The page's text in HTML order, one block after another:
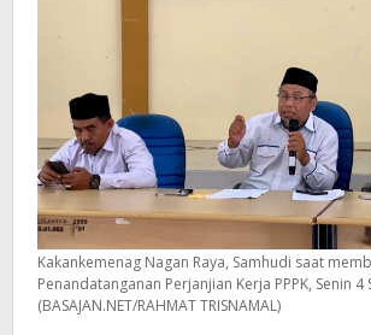
Kakankemenag Nagan Raya, Samhudi saat
Penandatanganan Perjanjian Kerja PPPK, Senin
(BASAJAN.NET/RAHMAT TRISNAMAL)